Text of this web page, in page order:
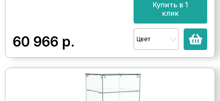
60 966 р.
Купить в 1
клик
Цвет